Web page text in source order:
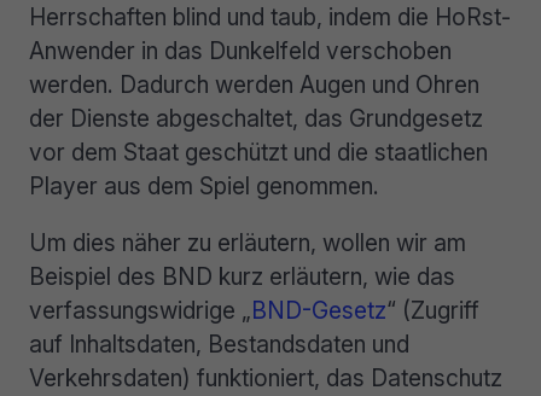
Herrschaften blind und taub, indem die HoRst-
Anwender in das Dunkelfeld verschoben
werden. Dadurch werden Augen und Ohren
der Dienste abgeschaltet, das Grundgesetz
vor dem Staat geschützt und die staatlichen
Player aus dem Spiel genommen.
Um dies näher zu erläutern, wollen wir am
Beispiel des BND kurz erläutern, wie das
verfassungswidrige „BND-Gesetz“ (Zugriff
auf Inhaltsdaten, Bestandsdaten und
Verkehrsdaten) funktioniert, das Datenschutz